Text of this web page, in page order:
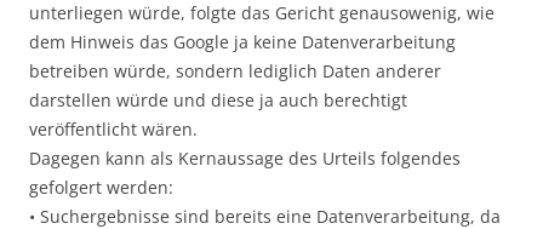
unterliegen würde, folgte das Gericht genausowenig, wie
dem Hinweis das Google ja keine Datenverarbeitung
betreiben würde, sondern lediglich Daten anderer
darstellen würde und diese ja auch berechtigt
veröffentlicht wären.
Dagegen kann als Kernaussage des Urteils folgendes
gefolgert werden:
• Suchergebnisse sind bereits eine Datenverarbeitung, da